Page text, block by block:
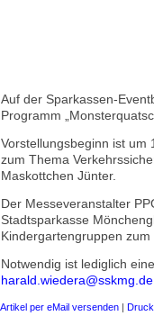
Auf der Sparkassen-
Programm
Vorstellungsbeginn ist um
zum Thema
Maskottchen Jünter.
Der Messeveranstalter
Stadtsparkasse
Kindergartengruppen zum
Notwendig ist lediglich
harald.wiedera@sskmg.de
Artikel per eMail versenden |